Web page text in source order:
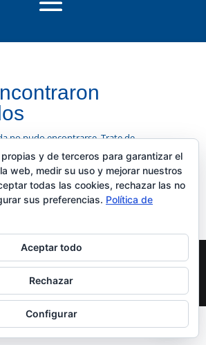
no pudo encontrarse. Trate de
o utilice la navegación para
2026 - Plaza de San Agustín nº9
Carmona) 41003 SEVILLA
y de terceros para garantizar el
web, medir su uso y mejorar nuestros
todas las cookies, rechazar las no
sus preferencias. Política de
Aceptar todo
Rechazar
Configurar